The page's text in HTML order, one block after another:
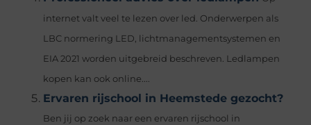
internet valt veel te lezen over led. Onderwerpen als
LBC normering LED, lichtmanagementsystemen en
EIA 2021 worden uitgebreid beschreven. Ledlampen
kopen kan ook online....
Ervaren rijschool in Heemstede gezocht?
Ben jij op zoek naar een ervaren rijschool in